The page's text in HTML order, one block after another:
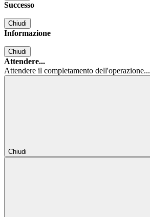
Successo
Chiudi
Informazione
Chiudi
Attendere...
Attendere il completamento dell'operazione...
Chiudi